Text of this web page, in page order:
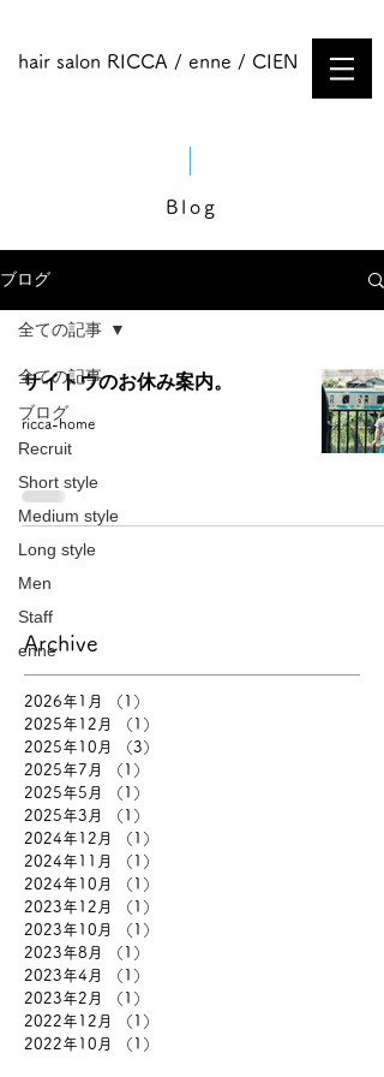
hair salon RICCA / enne / CIEN
Blog
ブログ
全ての記事
ブログ
Recruit
Short style
Medium style​
Long style
Men
Staff
enne
全ての記事
サイトウのお休み案内。
ricca-home
Archive
2026年1月 （1）
2025年12月
（1）
2025年10月
（3）
2025年7月
（1）
2025年5月
（1）
2025年3月
（1）
2024年12月
（1）
2024年11月
（1）
2024年10月
（1）
2023年12月
（1）
2023年10月
（1）
2023年8月
（1）
2023年4月
（1）
2023年2月
（1）
2022年12月
（1）
2022年10月
（1）